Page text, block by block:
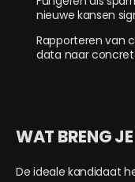
nieuwe kansen
Rapporteren van
data naar
WAT BRENG
De ideale kandidaat